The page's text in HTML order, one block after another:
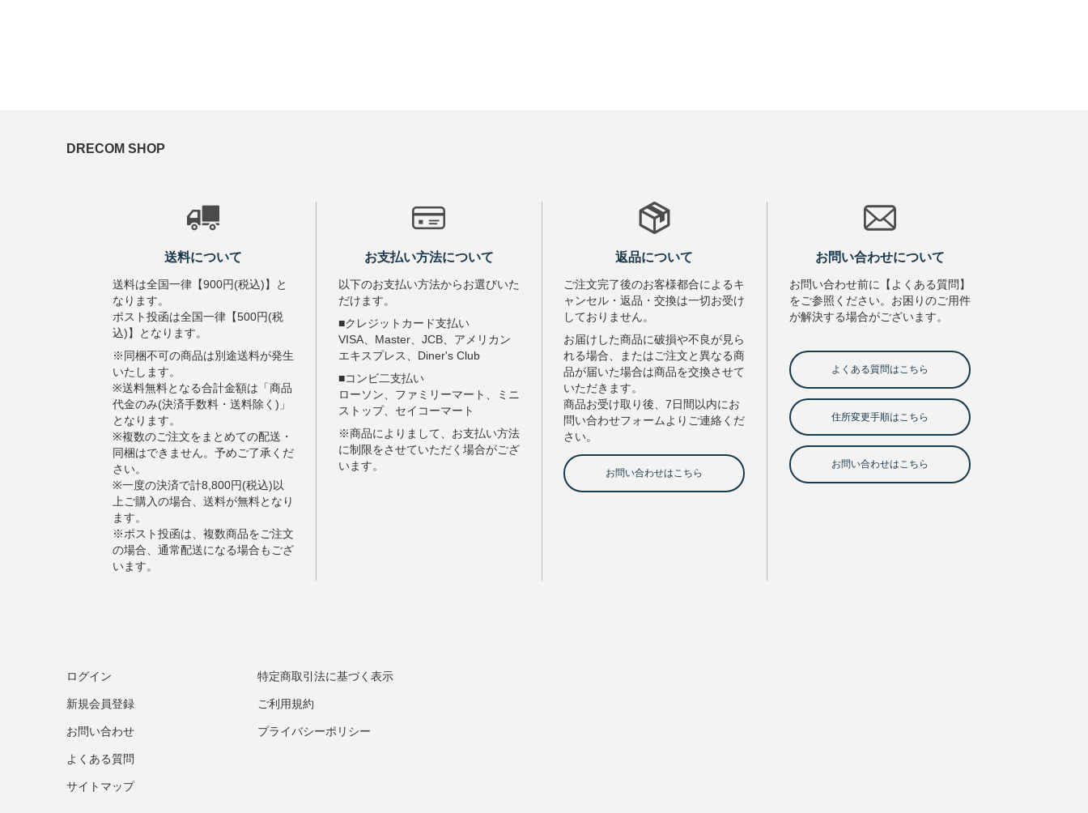
DRECOM SHOP
ログイン
新規会員登録
お問い合わせ
よくある質問
サイトマップ
特定商取引法に基づく表示
ご利用規約
プライバシーポリシー